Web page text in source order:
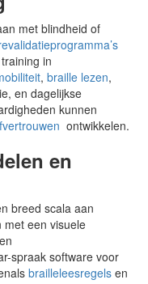
met blindheid of
in
, braille lezen,
en dagelijkse
kunnen
ontwikkelen.
en
breed scala aan
met een visuele
spraak software voor
brailleleesregels en